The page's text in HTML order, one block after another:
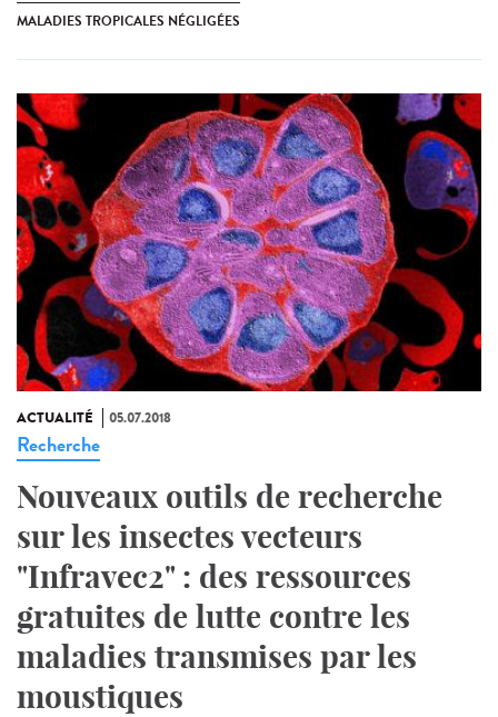
MALADIES TROPICALES NÉGLIGÉES
ACTUALITÉ 05.07.2018
Recherche
Nouveaux outils de recherche
sur les insectes vecteurs
"Infravec2" : des ressources
gratuites de lutte contre les
maladies transmises par les
moustiques